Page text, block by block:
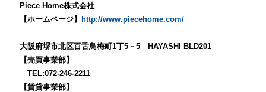
Piece Home株式会社
【ホームページ】 http://www.piecehome.com/
大阪府堺市北区百舌鳥梅町1丁5－5 HAYASHI BLD201
【売買事業部】
TEL:072-246-2211
【賃貸事業部】